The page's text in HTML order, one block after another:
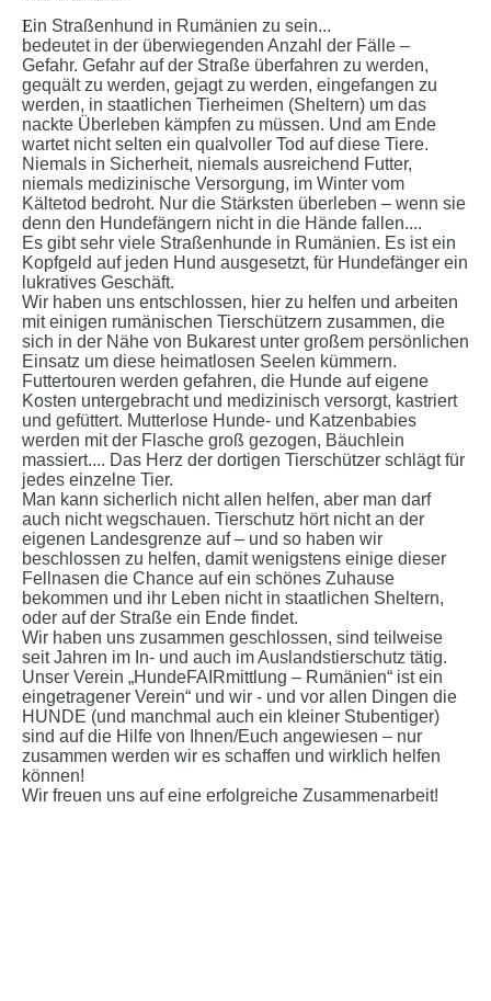
Ein Straßenhund in Rumänien zu sein...
bedeutet in der überwiegenden Anzahl der Fälle –
Gefahr. Gefahr auf der Straße überfahren zu werden,
gequält zu werden, gejagt zu werden, eingefangen zu
werden, in staatlichen Tierheimen (Sheltern) um das
nackte Überleben kämpfen zu müssen. Und am Ende
wartet nicht selten ein qualvoller Tod auf diese Tiere.
Niemals in Sicherheit, niemals ausreichend Futter,
niemals medizinische Versorgung, im Winter vom
Kältetod bedroht. Nur die Stärksten überleben – wenn sie
denn den Hundefängern nicht in die Hände fallen....
Es gibt sehr viele Straßenhunde in Rumänien. Es ist ein
Kopfgeld auf jeden Hund ausgesetzt, für Hundefänger ein
lukratives Geschäft.
Wir haben uns entschlossen, hier zu helfen und arbeiten
mit einigen rumänischen Tierschützern zusammen, die
sich in der Nähe von Bukarest unter großem persönlichen
Einsatz um diese heimatlosen Seelen kümmern.
Futtertouren werden gefahren, die Hunde auf eigene
Kosten untergebracht und medizinisch versorgt, kastriert
und gefüttert. Mutterlose Hunde- und Katzenbabies
werden mit der Flasche groß gezogen, Bäuchlein
massiert.... Das Herz der dortigen Tierschützer schlägt für
jedes einzelne Tier.
Man kann sicherlich nicht allen helfen, aber man darf
auch nicht wegschauen. Tierschutz hört nicht an der
eigenen Landesgrenze auf – und so haben wir
beschlossen zu helfen, damit wenigstens einige dieser
Fellnasen die Chance auf ein schönes Zuhause
bekommen und ihr Leben nicht in staatlichen Sheltern,
oder auf der Straße ein Ende findet.
Wir haben uns zusammen geschlossen, sind teilweise
seit Jahren im In- und auch im Auslandstierschutz tätig.
Unser Verein „HundeFAIRmittlung – Rumänien“ ist ein
eingetragener Verein“ und wir - und vor allen Dingen die
HUNDE (und manchmal auch ein kleiner Stubentiger)
sind auf die Hilfe von Ihnen/Euch angewiesen – nur
zusammen werden wir es schaffen und wirklich helfen
können!
Wir freuen uns auf eine erfolgreiche Zusammenarbeit!